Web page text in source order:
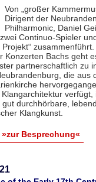
Von „großer
Dirigent der
Philharmonic, Daniel
Continuo-Spieler
Projekt“
Konzerten Bachs geht
partnerschaftlich zu
die aus
verfügt,
durchhörbare,
Klangkunst.
»zur Besprechung«